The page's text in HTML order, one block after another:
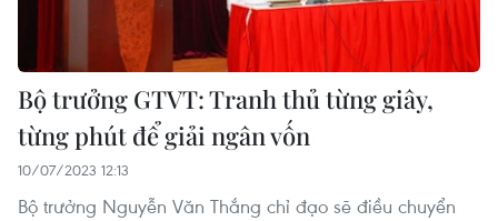
Bộ trưởng GTVT: Tranh thủ từng giây,
từng phút để giải ngân vốn
10/07/2023 12:13
Bộ trưởng Nguyễn Văn Thắng chỉ đạo sẽ điều chuyển